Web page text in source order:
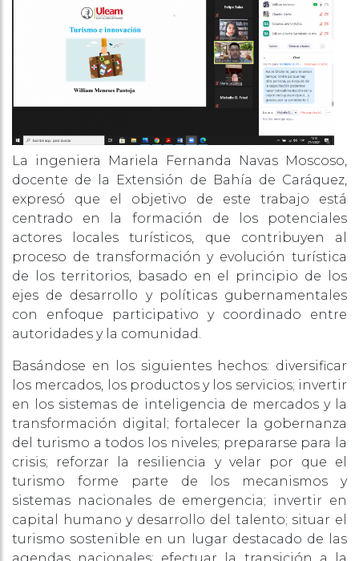
La ingeniera Mariela Fernanda Navas Moscoso,
docente de la Extensión de Bahía de Caráquez,
expresó que el objetivo de este trabajo está
centrado en la formación de los potenciales
actores locales turísticos, que contribuyen al
proceso de transformación y evolución turística
de los territorios, basado en el principio de los
ejes de desarrollo y políticas gubernamentales
con enfoque participativo y coordinado entre
autoridades y la comunidad.
Basándose en los siguientes hechos: diversificar
los mercados, los productos y los servicios; invertir
en los sistemas de inteligencia de mercados y la
transformación digital; fortalecer la gobernanza
del turismo a todos los niveles; prepararse para la
crisis; reforzar la resiliencia y velar por que el
turismo forme parte de los mecanismos y
sistemas nacionales de emergencia; invertir en
capital humano y desarrollo del talento; situar el
turismo sostenible en un lugar destacado de las